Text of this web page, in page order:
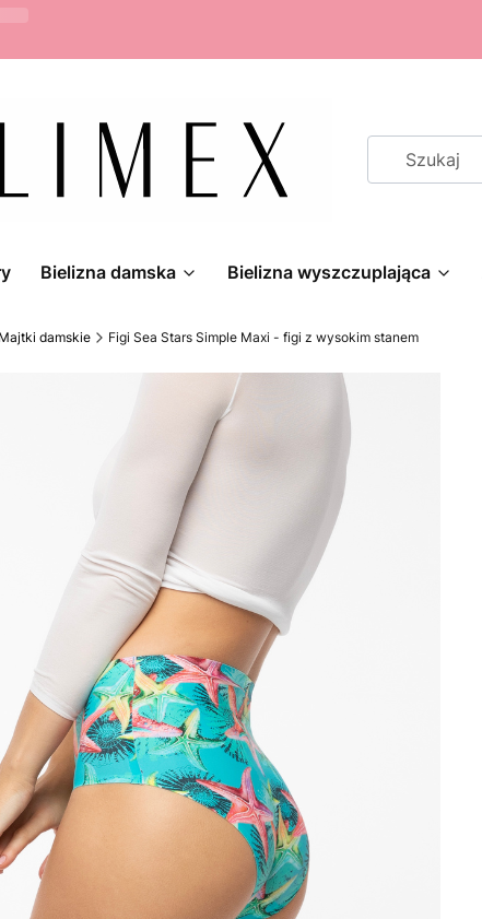
Bielizna damska Bielizna wyszczuplająca
Majtki damskie Figi Sea Stars Simple Maxi - figi z wysokim stanem